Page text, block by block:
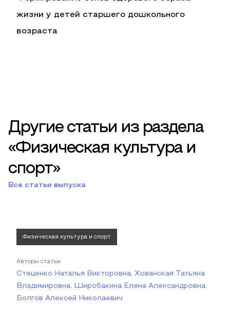
жизни у детей старшего дошкольного
возраста
Другие статьи из раздела
«Физическая культура и
спорт»
Все статьи выпуска
Физическая культура и спорт
Авторы статьи
Стеценко Наталья Викторовна, Хованская Татьяна
Владимировна, Широбакина Елена Александровна,
Болгов Алексей Николаевич